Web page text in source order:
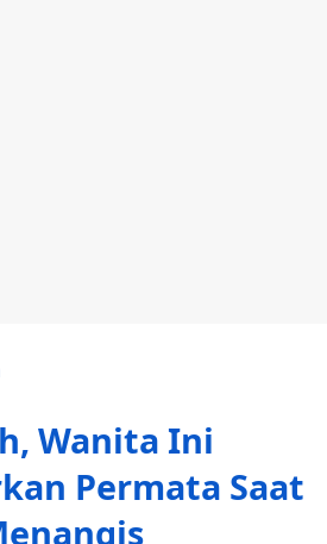
Wanita Ini
Permata Saat